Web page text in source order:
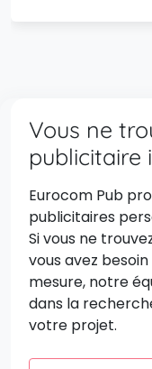
Vous ne
publicitaire
Eurocom Pub
publicitaires
Si vous ne
vous avez
mesure, notre
dans la
votre projet.